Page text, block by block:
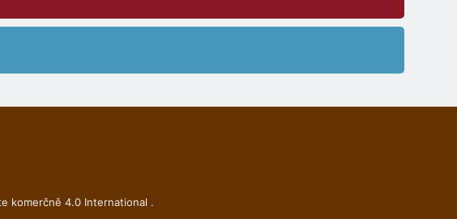
komerčně 4.0 International .